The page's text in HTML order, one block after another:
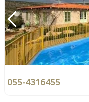
055-4316455